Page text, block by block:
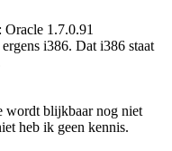
1.7.0.91
i386. Dat i386 staat
wordt blijkbaar nog niet
heb ik geen kennis.